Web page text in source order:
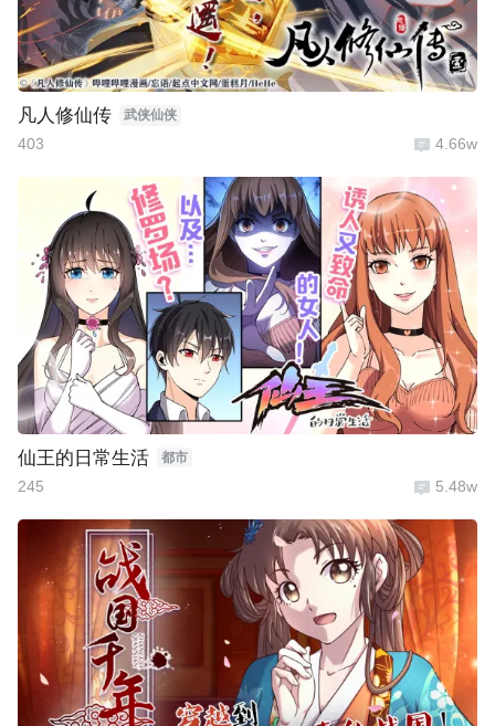
凡人修仙传 武侠仙侠
403 4.66w
仙王的日常生活 都市
245 5.48w